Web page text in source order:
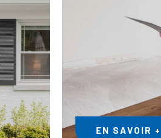
EN SAVOIR +